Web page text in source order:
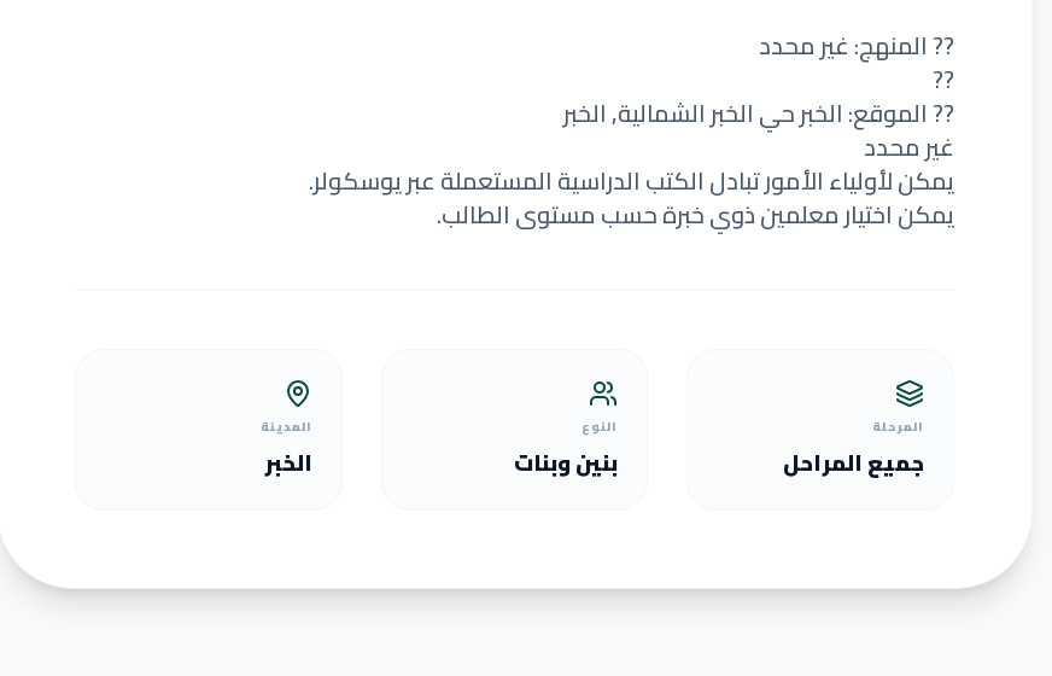
?? المنهج: غير محدد
??
?? الموقع: الخبر حي الخبر الشمالية, الخبر
غير محدد
يمكن لأولياء الأمور تبادل الكتب الدراسية المستعملة عبر يوسكولر.
يمكن اختيار معلمين ذوي خبرة حسب مستوى الطالب.
المرحلة
جميع المراحل
النوع
بنين وبنات
المدينة
الخبر